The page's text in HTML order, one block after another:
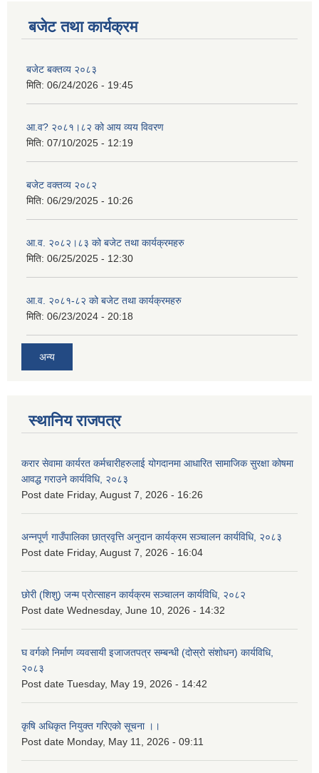
बजेट तथा कार्यक्रम
बजेट बक्तव्य २०८३
मिति: 06/24/2026 - 19:45
आ.व? २०८१।८२ को आय व्यय विवरण
मिति: 07/10/2025 - 12:19
बजेट वक्तव्य २०८२
मिति: 06/29/2025 - 10:26
आ.व. २०८२।८३ को बजेट तथा कार्यक्रमहरु
मिति: 06/25/2025 - 12:30
आ.व. २०८१-८२ को बजेट तथा कार्यक्रमहरु
मिति: 06/23/2024 - 20:18
अन्य
स्थानिय राजपत्र
करार सेवामा कार्यरत कर्मचारीहरुलाई योगदानमा आधारित सामाजिक सुरक्षा कोषमा
आवद्ध गराउने कार्यविधि, २०८३
Post date Friday, August 7, 2026 - 16:26
अन्नपूर्ण गाउँपालिका छात्रवृत्ति अनुदान कार्यक्रम सञ्चालन कार्यविधि, २०८३
Post date Friday, August 7, 2026 - 16:04
छोरी (शिशु) जन्म प्रोत्साहन कार्यक्रम सञ्चालन कार्यविधि, २०८२
Post date Wednesday, June 10, 2026 - 14:32
घ वर्गको निर्माण व्यवसायी इजाजतपत्र सम्बन्धी (दोस्रो संशोधन) कार्यविधि,
२०८३
Post date Tuesday, May 19, 2026 - 14:42
कृषि अधिकृत नियुक्त गरिएको सूचना ।।
Post date Monday, May 11, 2026 - 09:11